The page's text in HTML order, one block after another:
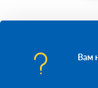
Вам